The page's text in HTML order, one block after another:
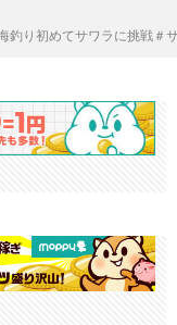
釣り初めてサワラに挑戦＃